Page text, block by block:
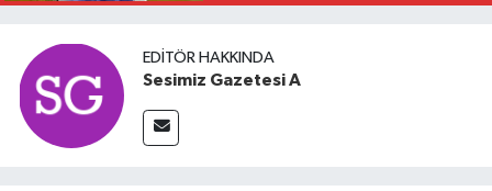
EDITÖR HAKKINDA
Sesimiz Gazetesi A